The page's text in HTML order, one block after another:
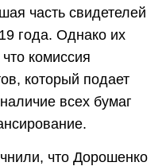
часть свидетелей
года. Однако их
комиссия
который подает
всех бумаг
что Дорошенко